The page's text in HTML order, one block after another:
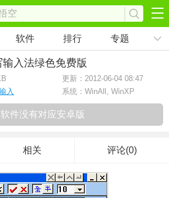
软件 排行 专题
输入法绿色免费版
更新：2012-06-04 08:47
入 系统：WinAll, WinXP
件没有对应安卓版
相关 评论(0)